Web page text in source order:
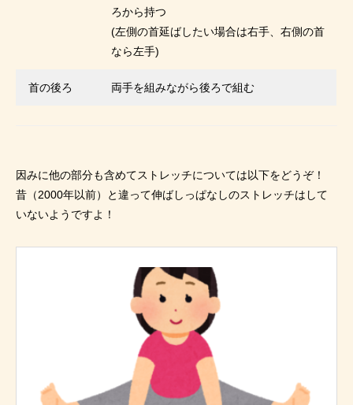
ろから持つ
(左側の首延ばしたい場合は右手、右側の首
なら左手)
首の後ろ 両手を組みながら後ろで組む
因みに他の部分も含めてストレッチについては以下をどうぞ！
昔（2000年以前）と違って伸ばしっぱなしのストレッチはして
いないようですよ！